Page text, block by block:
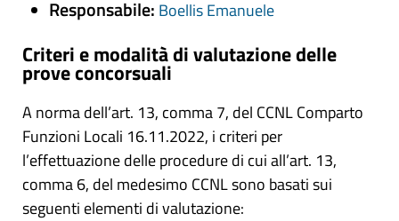
Responsabile: Boellis Emanuele
Criteri e modalità di valutazione delle
prove concorsuali
A norma dell’art. 13, comma 7, del CCNL Comparto
Funzioni Locali 16.11.2022, i criteri per
l’effettuazione delle procedure di cui all’art. 13,
comma 6, del medesimo CCNL sono basati sui
seguenti elementi di valutazione: